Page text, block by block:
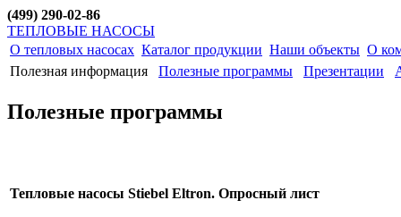
(499) 290-02-86
ТЕПЛОВЫЕ НАСОСЫ
О тепловых насосах Каталог продукции Наши объекты О
Полезная информация
Полезные программы Презентации
Полезные программы
Тепловые насосы Stiebel Eltron. Опросный лист